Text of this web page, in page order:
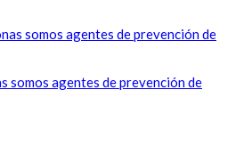
somos agentes de prevención de